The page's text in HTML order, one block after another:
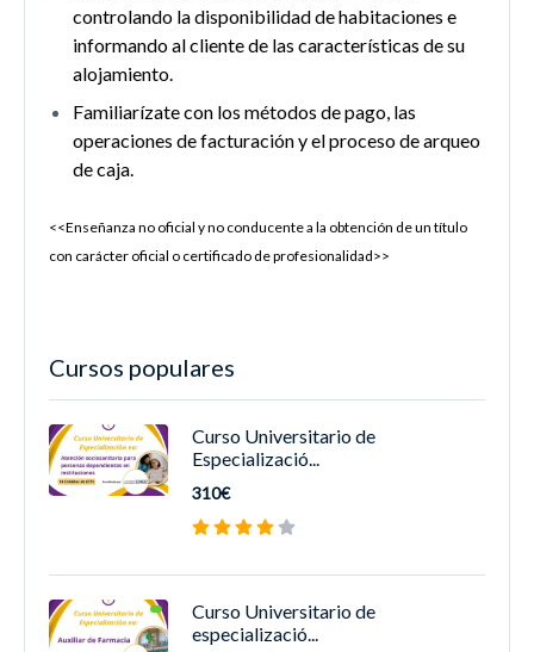
controlando la disponibilidad dehabitaciones e
informando al cliente de las características de su
alojamiento.
Familiarízate con los métodos de pago, las
operaciones de facturación y el proceso dearqueo
de caja.
<<Enseñanza no oficial y no conducente a la obtención de un título
con carácter oficial o certificado de profesionalidad>>
Cursos populares
Curso Universitario de
Especializació...
310€
Curso Universitario de
especializació...